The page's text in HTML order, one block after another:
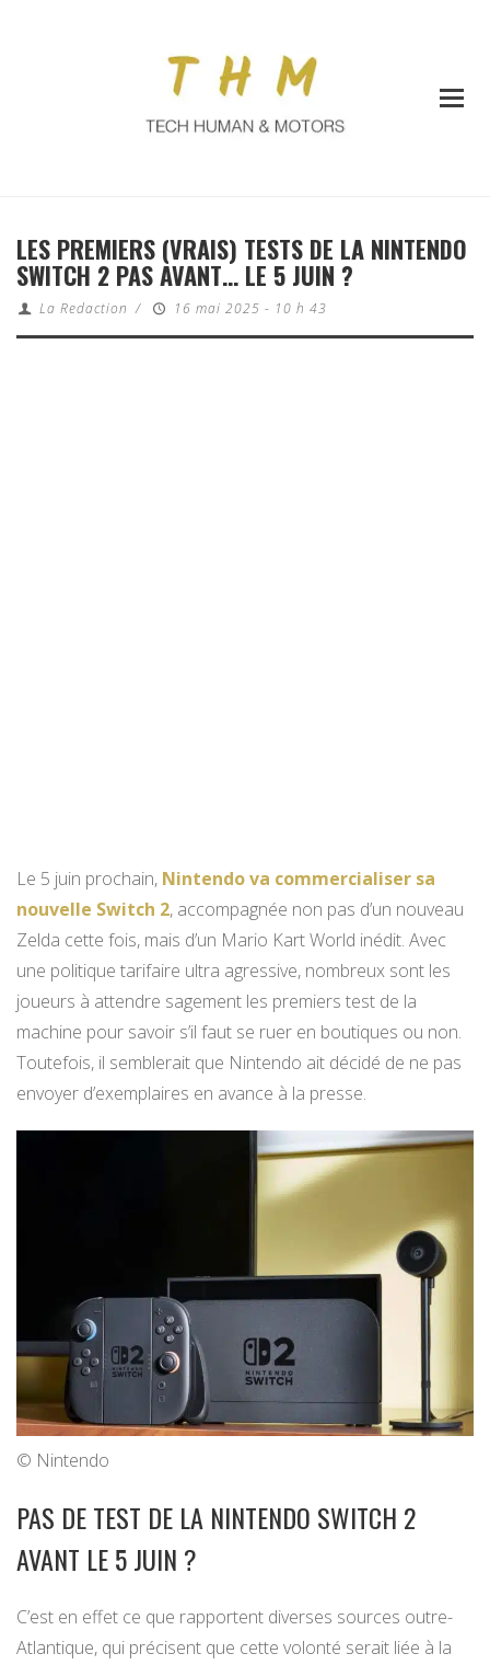
LES PREMIERS (VRAIS) TESTS DE LA NINTENDO
SWITCH 2 PAS AVANT… LE 5 JUIN ?
La Redaction / 16 mai 2025 - 10 h 43
Le 5 juin prochain, Nintendo va commercialiser sa
nouvelle Switch 2, accompagnée non pas d’un nouveau
Zelda cette fois, mais d’un Mario Kart World inédit. Avec
une politique tarifaire ultra agressive, nombreux sont les
joueurs à attendre sagement les premiers test de la
machine pour savoir s’il faut se ruer en boutiques ou non.
Toutefois, il semblerait que Nintendo ait décidé de ne pas
envoyer d’exemplaires en avance à la presse.
© Nintendo
PAS DE TEST DE LA NINTENDO SWITCH 2
AVANT LE 5 JUIN ?
C’est en effet ce que rapportent diverses sources outre-
Atlantique, qui précisent que cette volonté serait liée à la